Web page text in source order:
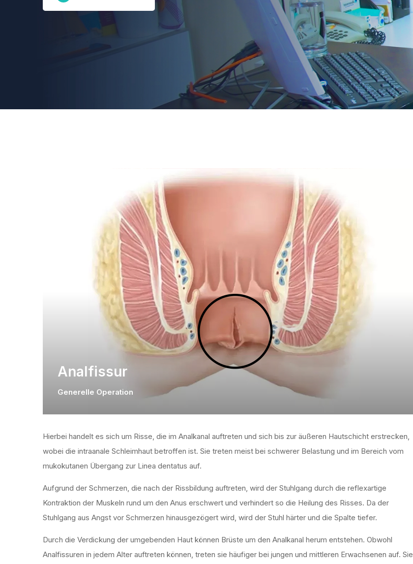
Analfissur
Generelle Operation
Hierbei handelt es sich um Risse, die im Analkanal auftreten und sich bis zur äußeren Hautschicht erstrecken,
wobei die intraanale Schleimhaut betroffen ist. Sie treten meist bei schwerer Belastung und im Bereich vom
mukokutanen Übergang zur Linea dentatus auf.
Aufgrund der Schmerzen, die nach der Rissbildung auftreten, wird der Stuhlgang durch die reflexartige
Kontraktion der Muskeln rund um den Anus erschwert und verhindert so die Heilung des Risses. Da der
Stuhlgang aus Angst vor Schmerzen hinausgezögert wird, wird der Stuhl härter und die Spalte tiefer.
Durch die Verdickung der umgebenden Haut können Brüste um den Analkanal herum entstehen. Obwohl
Analfissuren in jedem Alter auftreten können, treten sie häufiger bei jungen und mittleren Erwachsenen auf. Sie